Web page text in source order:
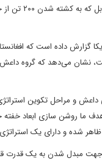
گزارش داده است که
نشان می‌دهد که گروه داعش
و مراحل تکوین
ما روشن سازی ابعاد
ظاهر شده و دارای یک
جهت مبدل شدن به یک قدرت